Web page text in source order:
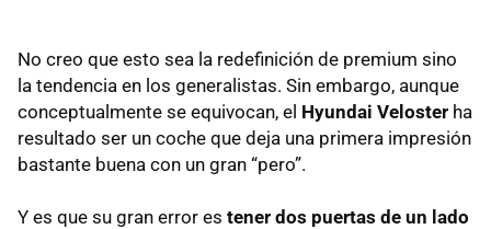
No creo que esto sea la redefinición de premium sino
la tendencia en los generalistas. Sin embargo, aunque
conceptualmente se equivocan, el Hyundai Veloster ha
resultado ser un coche que deja una primera impresión
bastante buena con un gran “pero”.
Y es que su gran error es tener dos puertas de un lado